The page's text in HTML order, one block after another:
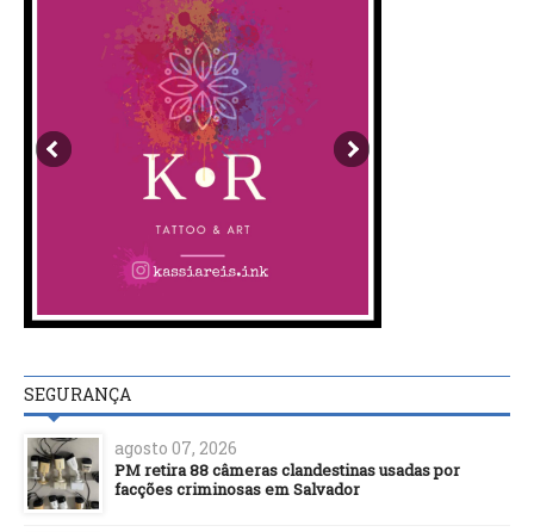
SEGURANÇA
agosto 07, 2026
PM retira 88 câmeras clandestinas usadas por
facções criminosas em Salvador